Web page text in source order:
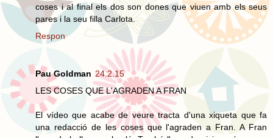
coses i al final els dos son dones que viuen amb els seus
pares i la seu filla Carlota.
Respon
Pau Goldman 24.2.15
LES COSES QUE L'AGRADEN A FRAN
El vídeo que acabe de veure tracta d'una xiqueta que fa
una redacció de les coses que l'agraden a Fran. A Fran